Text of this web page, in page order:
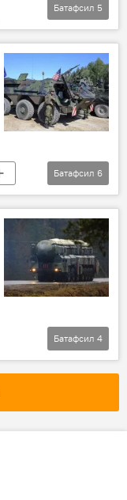
Батафсил 5
Батафсил 6
Батафсил 4